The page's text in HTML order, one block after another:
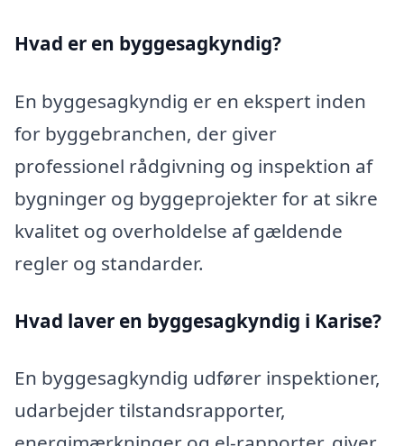
Hvad er en byggesagkyndig?
En byggesagkyndig er en ekspert inden
for byggebranchen, der giver
professionel rådgivning og inspektion af
bygninger og byggeprojekter for at sikre
kvalitet og overholdelse af gældende
regler og standarder.
Hvad laver en byggesagkyndig i Karise?
En byggesagkyndig udfører inspektioner,
udarbejder tilstandsrapporter,